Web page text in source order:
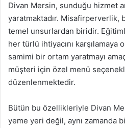
Divan Mersin, sunduğu hizmet
yaratmaktadır. Misafirperverlik,
temel unsurlardan biridir.
her türlü ihtiyacını karşılamaya
samimi bir ortam yaratmayı
müşteri için özel menü
düzenlenmektedir.
Bütün bu özellikleriyle Divan
yeme yeri değil, aynı zamanda